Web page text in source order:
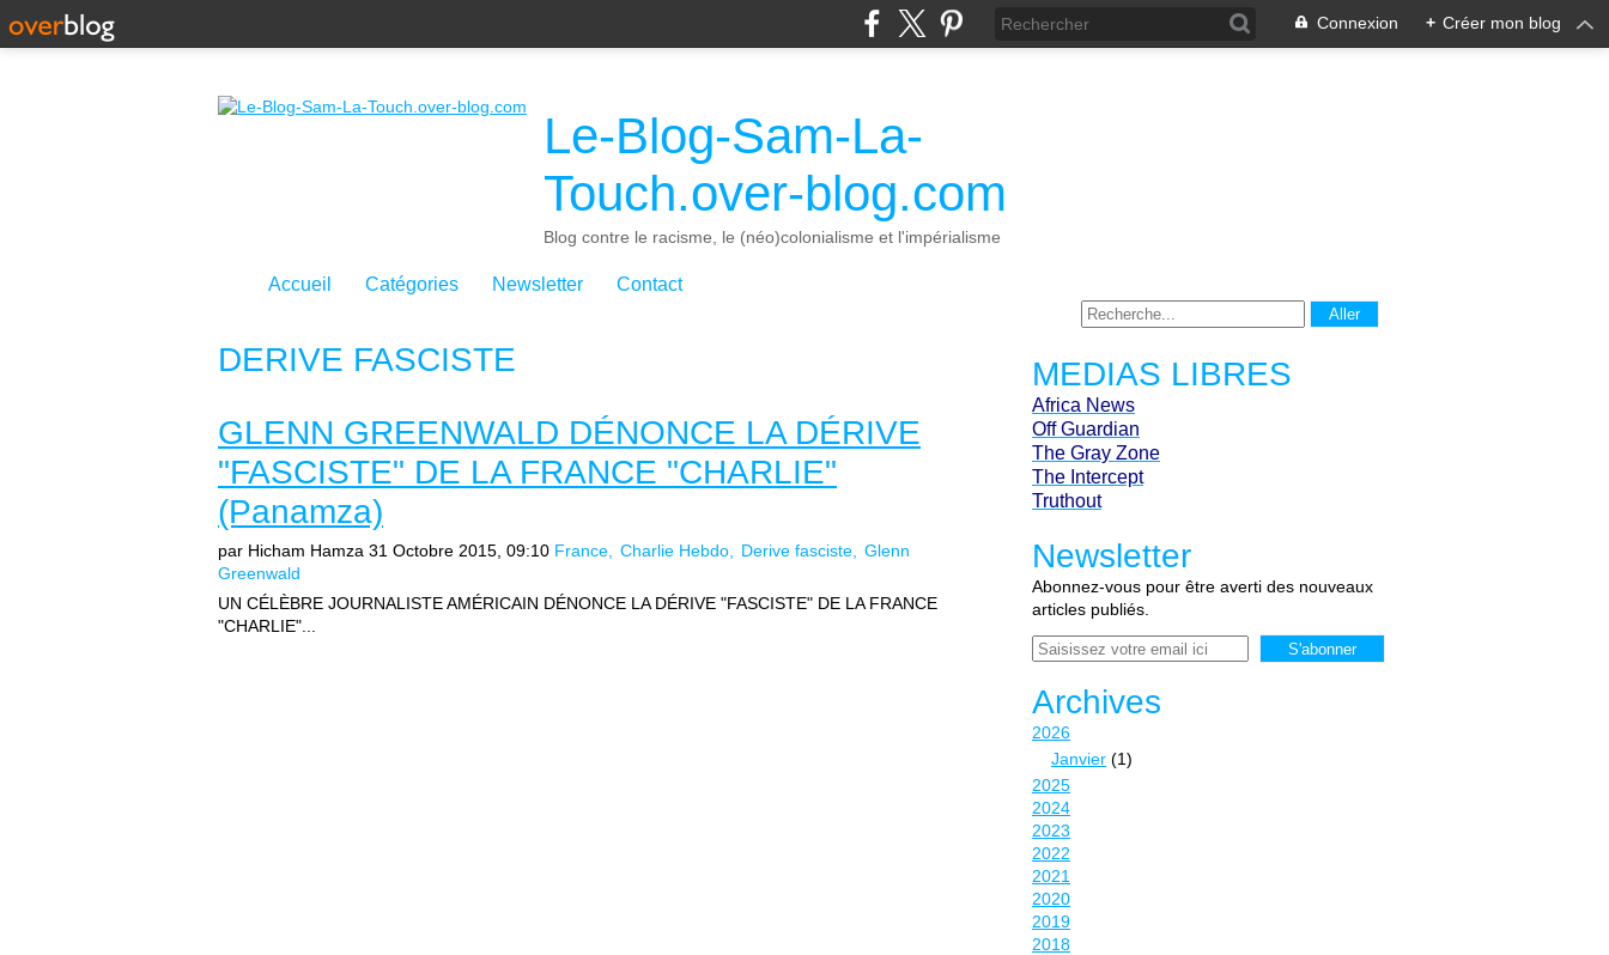
Connexion + Créer mon blog
Le-Blog-Sam-La-
Touch.over-blog.com
Blog contre le racisme, le (néo)colonialisme et l'impérialisme
Accueil Catégories Newsletter Contact
DERIVE FASCISTE
GLENN GREENWALD DÉNONCE LA DÉRIVE
"FASCISTE" DE LA FRANCE "CHARLIE"
(Panamza)
par Hicham Hamza 31 Octobre 2015, 09:10 France Charlie Hebdo Derive fasciste
Glenn
Greenwald
UN CÉLÈBRE JOURNALISTE AMÉRICAIN DÉNONCE LA DÉRIVE "FASCISTE" DE LA FRANCE
"CHARLIE"...
MEDIAS LIBRES
Africa News
Off Guardian
The Gray Zone
The Intercept
Truthout
Newsletter
Abonnez-vous pour être averti des nouveaux
articles publiés.
Email
Archives
2026
Janvier (1)
2025
2024
2023
2022
2021
2020
2019
2018